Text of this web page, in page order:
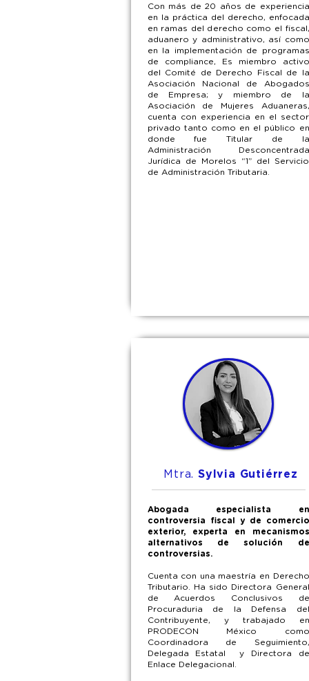
Con más de 20 años de experiencia
en la práctica del derecho, enfocada
en ramas del derecho como el fiscal,
aduanero y administrativo, así como
en la implementación de programas
de compliance, Es miembro activo
del Comité de Derecho Fiscal de la
Asociación Nacional de Abogados
de Empresa; y miembro de la
Asociación de Mujeres Aduaneras,
cuenta con experiencia en el sector
privado tanto como en el público en
donde fue Titular de la
Administración Desconcentrada
Jurídica de Morelos “1” del Servicio
de Administración Tributaria.
Mtra. Sylvia Gutiérrez
Abogada especialista en
controversia fiscal y de comercio
exterior, experta en mecanismos
alternativos de solución de
controversias.
Cuenta con una maestría en Derecho
Tributario. Ha sido Directora General
de Acuerdos Conclusivos de
Procuraduria de la Defensa del
Contribuyente, y trabajado en
PRODECON México como
Coordinadora de Seguimiento,
Delegada Estatal y Directora de
Enlace Delegacional.